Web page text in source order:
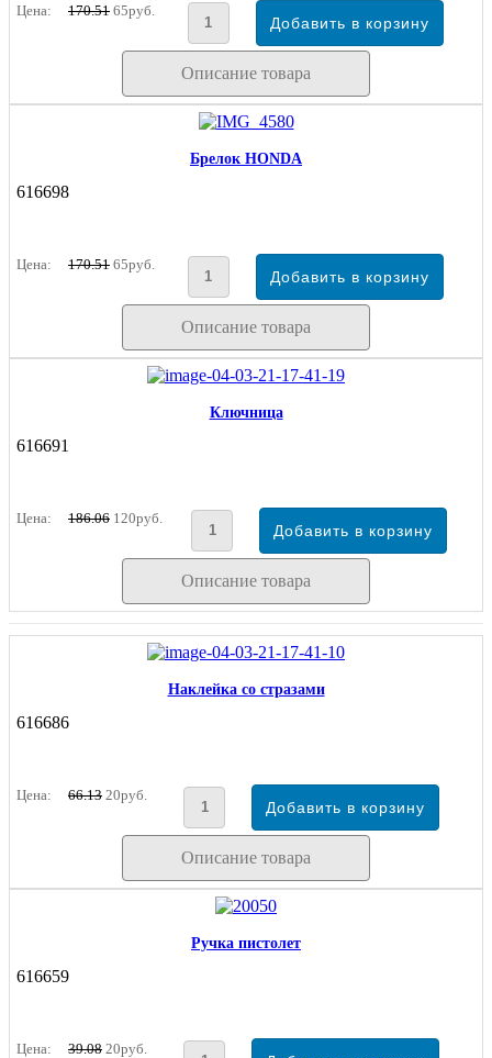
Цена: 170.51 65руб.
Описание товара
Брелок HONDA
616698
Цена: 170.51 65руб.
Описание товара
Ключница
616691
Цена: 186.06 120руб.
Описание товара
Наклейка со стразами
616686
Цена: 66.13 20руб.
Описание товара
Ручка пистолет
616659
Цена: 39.08 20руб.